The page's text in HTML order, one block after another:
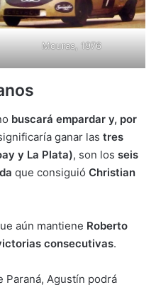
Mouras, 1976
buscará empardar y, por
ganar las tres
y La Plata), son los seis
que consiguió Christian
aún mantiene Roberto
consecutivas.
Paraná, Agustín podrá